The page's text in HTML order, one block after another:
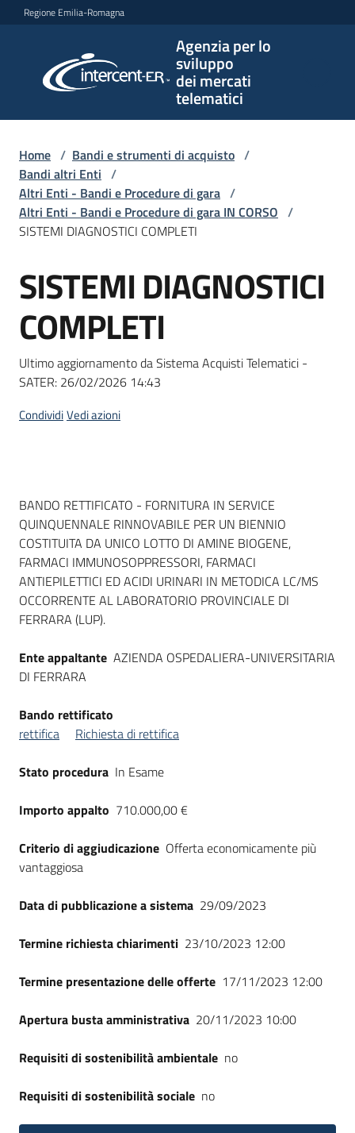
Vai al contenuto
Vai alla navigazione
Vai al footer
Regione Emilia-Romagna
Agenzia per lo
sviluppo
dei mercati
telematici
per lo
sviluppo
telematici
L'Agenzia
Bandi
strumenti
acquisto
telematiche
site
Seguici
su
Home / Bandi e strumenti di acquisto /
Bandi altri Enti /
Altri Enti - Bandi e Procedure di gara /
Altri Enti - Bandi e Procedure di gara IN CORSO /
SISTEMI DIAGNOSTICI COMPLETI
Salta al contenuto
SISTEMI DIAGNOSTICI
COMPLETI
Ultimo aggiornamento da Sistema Acquisti Telematici -
SATER: 26/02/2026 14:43
CondividiVedi azioni
Dati del bando
BANDO RETTIFICATO - FORNITURA IN SERVICE
QUINQUENNALE RINNOVABILE PER UN BIENNIO
COSTITUITA DA UNICO LOTTO DI AMINE BIOGENE,
FARMACI IMMUNOSOPPRESSORI, FARMACI
ANTIEPILETTICI ED ACIDI URINARI IN METODICA LC/MS
OCCORRENTE AL LABORATORIO PROVINCIALE DI
FERRARA (LUP).
Ente appaltante AZIENDA OSPEDALIERA-UNIVERSITARIA
DI FERRARA
Bando rettificato
rettifica
Richiesta di rettifica
Stato procedura In Esame
Importo appalto 710.000,00 €
Criterio di aggiudicazione Offerta economicamente più
vantaggiosa
Data di pubblicazione a sistema 29/09/2023
Termine richiesta chiarimenti 23/10/2023 12:00
Termine presentazione delle offerte 17/11/2023 12:00
Apertura busta amministrativa 20/11/2023 10:00
Requisiti di sostenibilità ambientale no
Requisiti di sostenibilità sociale no